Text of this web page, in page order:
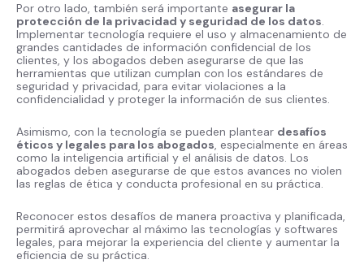
Por otro lado, también será importante asegurar la
protección de la privacidad y seguridad de los datos.
Implementar tecnología requiere el uso y almacenamiento de
grandes cantidades de información confidencial de los
clientes, y los abogados deben asegurarse de que las
herramientas que utilizan cumplan con los estándares de
seguridad y privacidad, para evitar violaciones a la
confidencialidad y proteger la información de sus clientes.
Asimismo, con la tecnología se pueden plantear desafíos
éticos y legales para los abogados, especialmente en áreas
como la inteligencia artificial y el análisis de datos. Los
abogados deben asegurarse de que estos avances no violen
las reglas de ética y conducta profesional en su práctica.
Reconocer estos desafíos de manera proactiva y planificada,
permitirá aprovechar al máximo las tecnologías y softwares
legales, para mejorar la experiencia del cliente y aumentar la
eficiencia de su práctica.